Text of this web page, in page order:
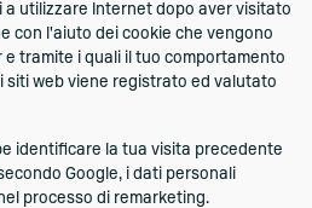
utilizzare Internet dopo aver visitato
con l'aiuto dei cookie che vengono
tramite i quali il tuo comportamento
siti web viene registrato ed valutato
identificare la tua visita precedente
Google, i dati personali
processo di remarketing.